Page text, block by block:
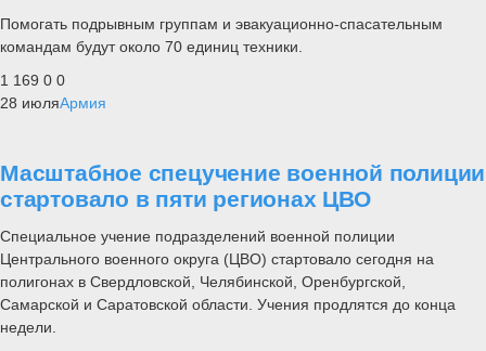
Помогать подрывным группам и эвакуационно-спасательным
командам будут около 70 единиц техники.
1 169 0 0
28 июляАрмия
Масштабное спецучение военной полиции
стартовало в пяти регионах ЦВО
Специальное учение подразделений военной полиции
Центрального военного округа (ЦВО) стартовало сегодня на
полигонах в Свердловской, Челябинской, Оренбургской,
Самарской и Саратовской области. Учения продлятся до конца
недели.